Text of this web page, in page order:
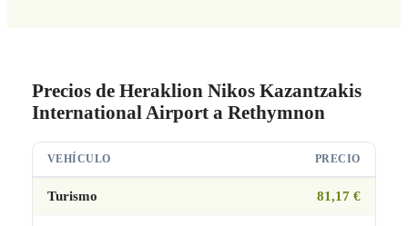
Precios de Heraklion Nikos Kazantzakis
International Airport a Rethymnon
VEHÍCULO PRECIO
Turismo 81,17 €